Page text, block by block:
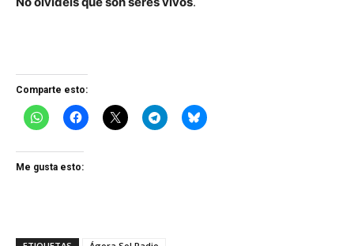
Comparte esto:
Me gusta esto: